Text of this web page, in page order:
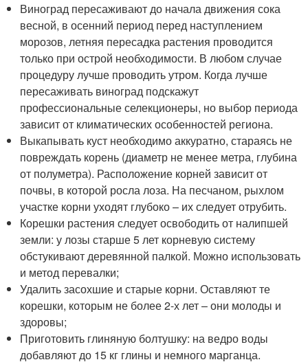
Виноград пересаживают до начала движения сока
весной, в осенний период перед наступлением
морозов, летняя пересадка растения проводится
только при острой необходимости. В любом случае
процедуру лучше проводить утром. Когда лучше
пересаживать виноград подскажут
профессиональные селекционеры, но выбор периода
зависит от климатических особенностей региона.
Выкапывать куст необходимо аккуратно, стараясь не
повреждать корень (диаметр не менее метра, глубина
от полуметра). Расположение корней зависит от
почвы, в которой росла лоза. На песчаном, рыхлом
участке корни уходят глубоко – их следует отрубить.
Корешки растения следует освободить от налипшей
земли: у лозы старше 5 лет корневую систему
обстукивают деревянной палкой. Можно использовать
и метод перевалки;
Удалить засохшие и старые корни. Оставляют те
корешки, которым не более 2-х лет – они молоды и
здоровы;
Приготовить глиняную болтушку: на ведро воды
добавляют до 15 кг глины и немного марганца.